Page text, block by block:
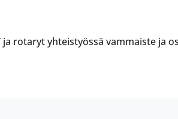
ja rotaryt yhteistyössä vammaiste ja